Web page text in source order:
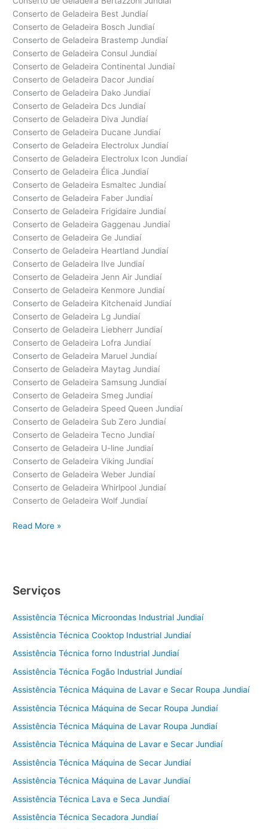
Conserto de Geladeira Best Jundiaí
Conserto de Geladeira Bosch Jundiaí
Conserto de Geladeira Brastemp Jundiaí
Conserto de Geladeira Consul Jundiaí
Conserto de Geladeira Continental Jundiaí
Conserto de Geladeira Dacor Jundiaí
Conserto de Geladeira Dako Jundiaí
Conserto de Geladeira Dcs Jundiaí
Conserto de Geladeira Diva Jundiaí
Conserto de Geladeira Ducane Jundiaí
Conserto de Geladeira Electrolux Jundiaí
Conserto de Geladeira Electrolux Icon Jundiaí
Conserto de Geladeira Élica Jundiaí
Conserto de Geladeira Esmaltec Jundiaí
Conserto de Geladeira Faber Jundiaí
Conserto de Geladeira Frigidaire Jundiaí
Conserto de Geladeira Gaggenau Jundiaí
Conserto de Geladeira Ge Jundiaí
Conserto de Geladeira Heartland Jundiaí
Conserto de Geladeira Ilve Jundiaí
Conserto de Geladeira Jenn Air Jundiaí
Conserto de Geladeira Kenmore Jundiaí
Conserto de Geladeira Kitchenaid Jundiaí
Conserto de Geladeira Lg Jundiaí
Conserto de Geladeira Liebherr Jundiaí
Conserto de Geladeira Lofra Jundiaí
Conserto de Geladeira Maruel Jundiaí
Conserto de Geladeira Maytag Jundiaí
Conserto de Geladeira Samsung Jundiaí
Conserto de Geladeira Smeg Jundiaí
Conserto de Geladeira Speed Queen Jundiaí
Conserto de Geladeira Sub Zero Jundiaí
Conserto de Geladeira Tecno Jundiaí
Conserto de Geladeira U-line Jundiaí
Conserto de Geladeira Viking Jundiaí
Conserto de Geladeira Weber Jundiaí
Conserto de Geladeira Whirlpool Jundiaí
Conserto de Geladeira Wolf Jundiaí
Conserto
Read More »
Serviços
Assistência Técnica Microondas Industrial Jundiaí
Assistência Técnica Cooktop Industrial Jundiaí
Assistência Técnica forno Industrial Jundiaí
Assistência Técnica Fogão Industrial Jundiaí
Assistência Técnica Máquina de Lavar e Secar Roupa Jundiaí
Assistência Técnica Máquina de Secar Roupa Jundiaí
Assistência Técnica Máquina de Lavar Roupa Jundiaí
Assistência Técnica Máquina de Lavar e Secar Jundiaí
Assistência Técnica Máquina de Secar Jundiaí
Assistência Técnica Máquina de Lavar Jundiaí
Assistência Técnica Lava e Seca Jundiaí
Assistência Técnica Secadora Jundiaí